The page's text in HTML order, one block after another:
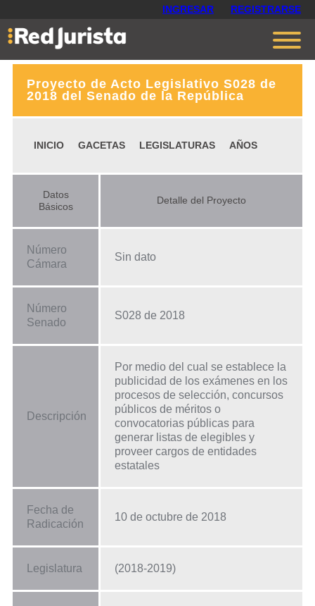
INGRESAR REGISTRARSE
Contáctanos
Planes
Proyecto de Acto Legislativo S028 de
2018 del Senado de la República
INICIO GACETAS LEGISLATURAS AÑOS
Datos
Básicos
Detalle del Proyecto
Número
Cámara
Sin dato
Número
Senado
S028 de 2018
Descripción
Por medio del cual se establece la
publicidad de los exámenes en los
procesos de selección, concursos
públicos de méritos o
convocatorias públicas para
generar listas de elegibles y
proveer cargos de entidades
estatales
Fecha de
Radicación
10 de octubre de 2018
Legislatura (2018-2019)